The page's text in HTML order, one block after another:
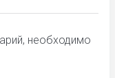
необходимо